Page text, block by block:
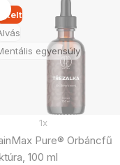
egyensúly
Elkelt
Pure® Orbáncfű
100 ml
1x